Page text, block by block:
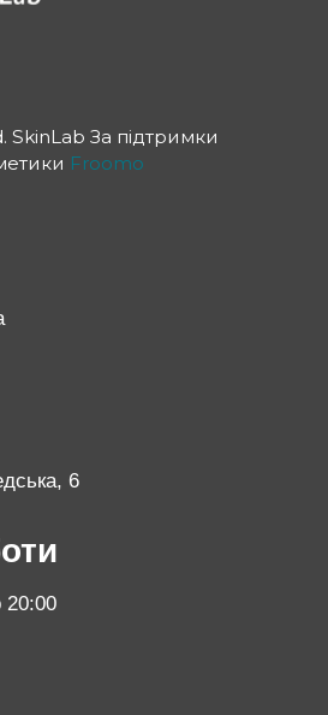
SkinLab За підтримки
Froomo
6